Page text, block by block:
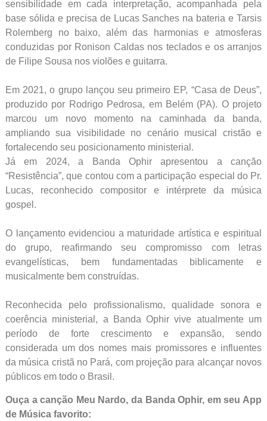
sensibilidade em cada interpretação, acompanhada pela
base sólida e precisa de Lucas Sanches na bateria e Tarsis
Rolemberg no baixo, além das harmonias e atmosferas
conduzidas por Ronison Caldas nos teclados e os arranjos
de Filipe Sousa nos violões e guitarra.
Em 2021, o grupo lançou seu primeiro EP, “Casa de Deus”,
produzido por Rodrigo Pedrosa, em Belém (PA). O projeto
marcou um novo momento na caminhada da banda,
ampliando sua visibilidade no cenário musical cristão e
fortalecendo seu posicionamento ministerial.
Já em 2024, a Banda Ophir apresentou a canção
“Resistência”, que contou com a participação especial do Pr.
Lucas, reconhecido compositor e intérprete da música
gospel.
O lançamento evidenciou a maturidade artística e espiritual
do grupo, reafirmando seu compromisso com letras
evangelísticas, bem fundamentadas biblicamente e
musicalmente bem construídas.
Reconhecida pelo profissionalismo, qualidade sonora e
coerência ministerial, a Banda Ophir vive atualmente um
período de forte crescimento e expansão, sendo
considerada um dos nomes mais promissores e influentes
da música cristã no Pará, com projeção para alcançar novos
públicos em todo o Brasil.
Ouça a canção Meu Nardo, da Banda Ophir, em seu App
de Música favorito: